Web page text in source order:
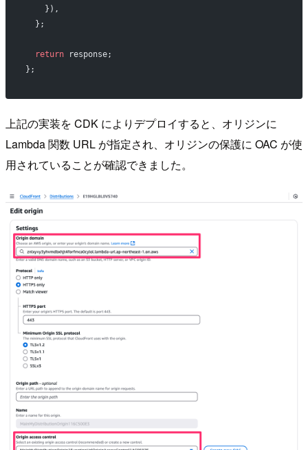
    }),
  };
  return
response;
};
上記の実装を CDK によりデプロイすると、オリジンに
Lambda 関数 URL が指定され、オリジンの保護に OAC が使
用されていることが確認できました。